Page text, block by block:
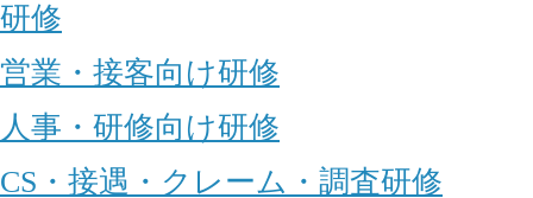
研修
営業・接客向け研修
人事・研修向け研修
CS・接遇・クレーム・調査研修